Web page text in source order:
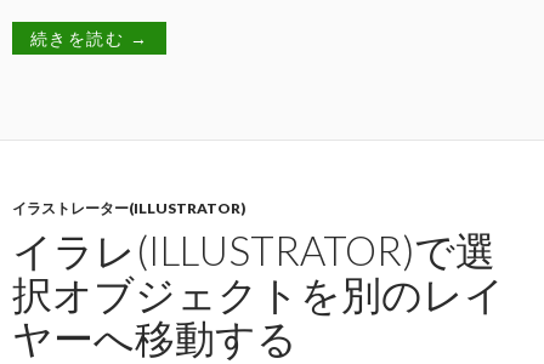
続きを読む →
イラストレーター(ILLUSTRATOR)
イラレ(ILLUSTRATOR)で選
択オブジェクトを別のレイ
ヤーへ移動する